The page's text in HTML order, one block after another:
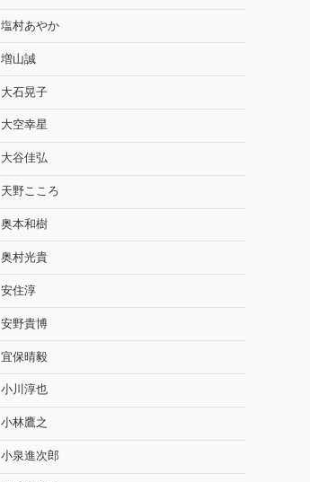
塩村あやか
増山誠
大石晃子
大空幸星
大谷佳弘
天野こころ
奥本和樹
奥村光貴
安住淳
安野貴博
宜保晴毅
小川淳也
小林鷹之
小泉進次郎